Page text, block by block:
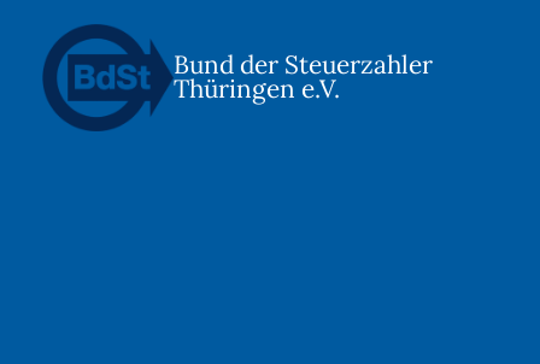
Bund der Steuerzahler
Thüringen e.V.